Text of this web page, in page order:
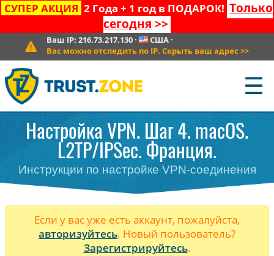
СУПЕР АКЦИЯ 2 Года + 1 год в ПОДАРОК! Только
сегодня >>
Ваш IP: 216.73.217.130· США·
Вас можно отследить по IP. Скрыть ваш адрес >>
☰
Настройка VPN. Шаг 4. macOS.
L2TP/IPSec. Франция.
Инструкции по настройке VPN-соединения
Если у вас уже есть аккаунт, пожалуйста,
авторизуйтесь. Новый пользователь?
Зарегистрируйтесь.